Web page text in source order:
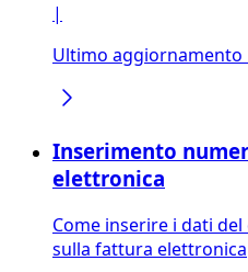
|
Ultimo aggiornamento
Inserimento
elettronica
Come inserire i dati
sulla fattura elettronica